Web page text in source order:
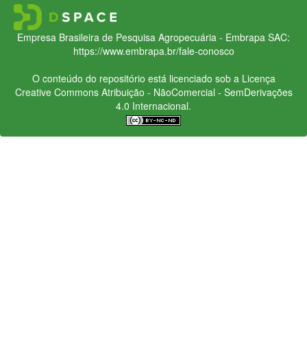
Empresa Brasileira de Pesquisa Agropecuária - Embrapa SAC:
https://www.embrapa.br/fale-conosco
O conteúdo do repositório está licenciado sob a Licença
Creative CommonsAtribuição - NãoComercial - SemDerivações
4.0 Internacional.